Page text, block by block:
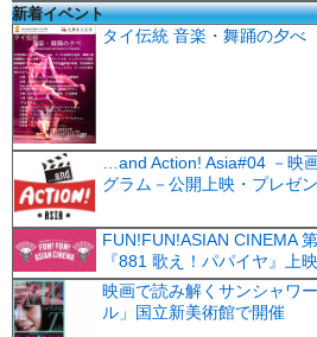
新着イベント
タイ伝統 音楽・舞踊の夕べ
…and Action! Asia#04 －映
グラム－公開上映・プレゼ
FUN!FUN!ASIAN CINEMA
『881 歌え！パパイヤ』上映
映画で読み解くサンシャワ
ル」国立新美術館で開催